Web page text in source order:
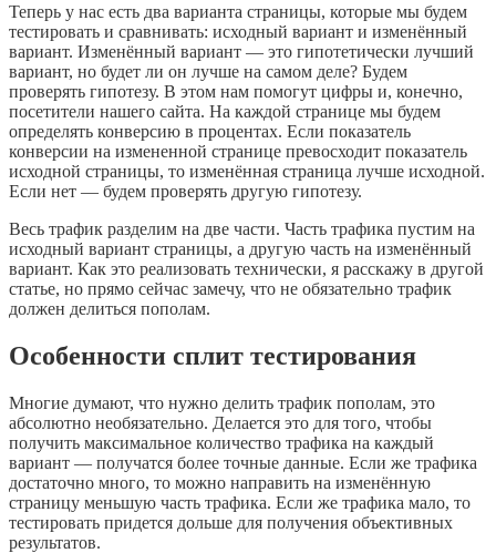
Теперь у нас есть два варианта страницы, которые мы будем
тестировать и сравнивать: исходный вариант и изменённый
вариант. Изменённый вариант — это гипотетически лучший
вариант, но будет ли он лучше на самом деле? Будем
проверять гипотезу. В этом нам помогут цифры и, конечно,
посетители нашего сайта. На каждой странице мы будем
определять конверсию в процентах. Если показатель
конверсии на измененной странице превосходит показатель
исходной страницы, то изменённая страница лучше исходной.
Если нет — будем проверять другую гипотезу.
Весь трафик разделим на две части. Часть трафика пустим на
исходный вариант страницы, а другую часть на изменённый
вариант. Как это реализовать технически, я расскажу в другой
статье, но прямо сейчас замечу, что не обязательно трафик
должен делиться пополам.
Особенности сплит тестирования
Многие думают, что нужно делить трафик пополам, это
абсолютно необязательно. Делается это для того, чтобы
получить максимальное количество трафика на каждый
вариант — получатся более точные данные. Если же трафика
достаточно много, то можно направить на изменённую
страницу меньшую часть трафика. Если же трафика мало, то
тестировать придется дольше для получения объективных
результатов.